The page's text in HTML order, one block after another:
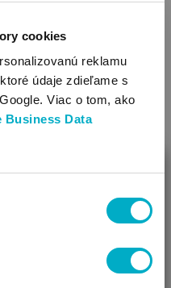
cookies
reklamu
údaje zdieľame s
Viac o tom, ako
Business Data